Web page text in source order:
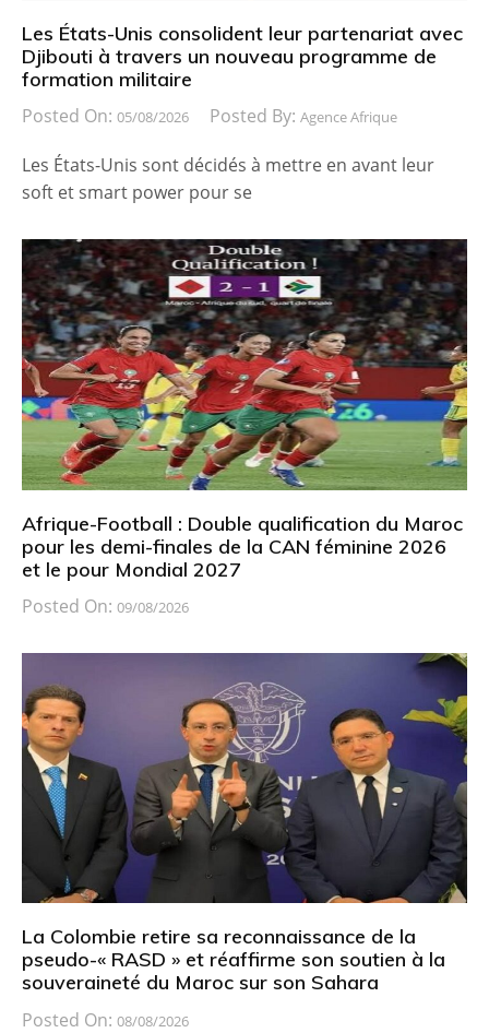
Les États-Unis consolident leur partenariat avec
Djibouti à travers un nouveau programme de
formation militaire
Posted On: 05/08/2026 Posted By: Agence Afrique
Les États-Unis sont décidés à mettre en avant leur
soft et smart power pour se
Afrique-Football : Double qualification du Maroc
pour les demi-finales de la CAN féminine 2026
et le pour Mondial 2027
Posted On: 09/08/2026
La Colombie retire sa reconnaissance de la
pseudo-« RASD » et réaffirme son soutien à la
souveraineté du Maroc sur son Sahara
Posted On: 08/08/2026